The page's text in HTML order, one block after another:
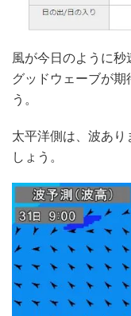
風が今日のように
グッドウェーブが
う。
太平洋側は、波あ
しょう。